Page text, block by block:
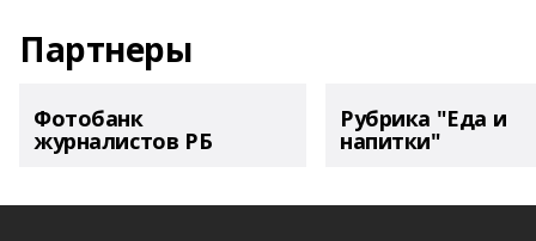
Партнеры
Фотобанк
журналистов РБ
Рубрика "Еда и
напитки"